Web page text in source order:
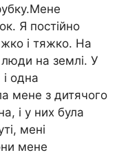
Я постійно
і тяжко. На
на землі. У
одна
мене з дитячого
і у них була
мені
мене